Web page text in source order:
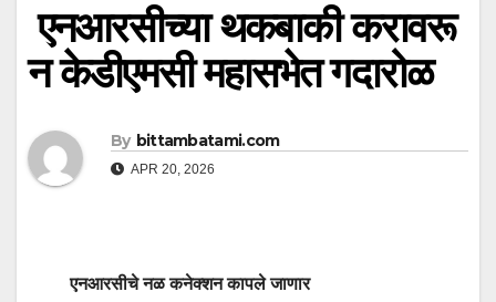
एनआरसीच्या थकबाकी करावरू
न केडीएमसी महासभेत गदारोळ
By bittambatami.com
APR 20, 2026
एनआरसीचे नळ कनेक्शन कापले जाणार